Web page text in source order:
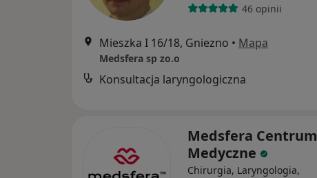
46 opinii
Mieszka I 16/18, Gniezno • Mapa
Medsfera sp zo.o
Konsultacja laryngologiczna
Medsfera Centrum
Medyczne
Chirurgia, Laryngologia,